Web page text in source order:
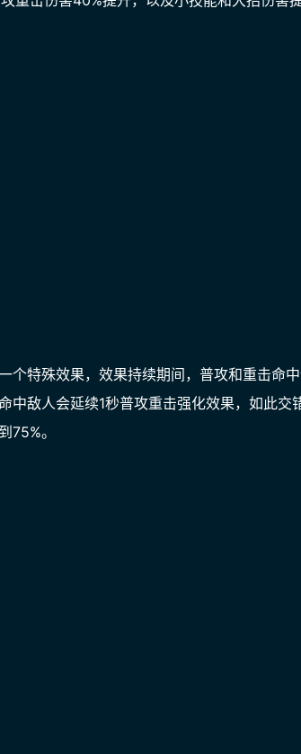
个特殊效果，效果持续期间，普攻和重击命
中敌人会延续1秒普攻重击强化效果，如此交
75%。